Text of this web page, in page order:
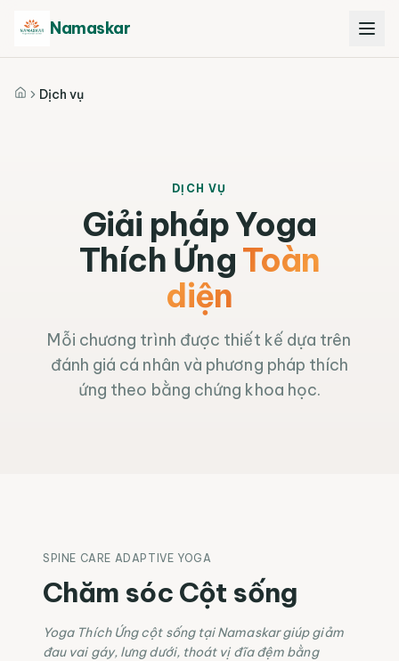
Namaskar
Trang chủ
Dịch vụ
DỊCH VỤ
Giải pháp Yoga
Thích ỨngToàn
diện
Mỗi chương trình được thiết kế dựa trên
đánh giá cá nhân và phương pháp thích
ứng theo bằng chứng khoa học.
SPINE CARE ADAPTIVE YOGA
Chăm sóc Cột sống
Yoga Thích Ứng cột sống tại Namaskar giúp giảm
đau vai gáy, lưng dưới, thoát vị đĩa đệm bằng